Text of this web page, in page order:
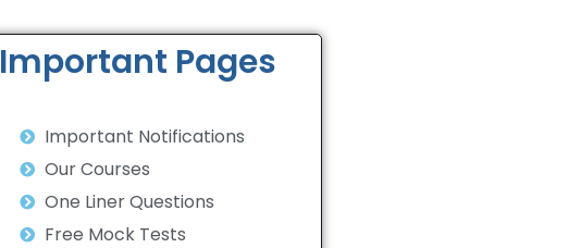
Important Pages
Important Notifications
Our Courses
One Liner Questions
Free Mock Tests